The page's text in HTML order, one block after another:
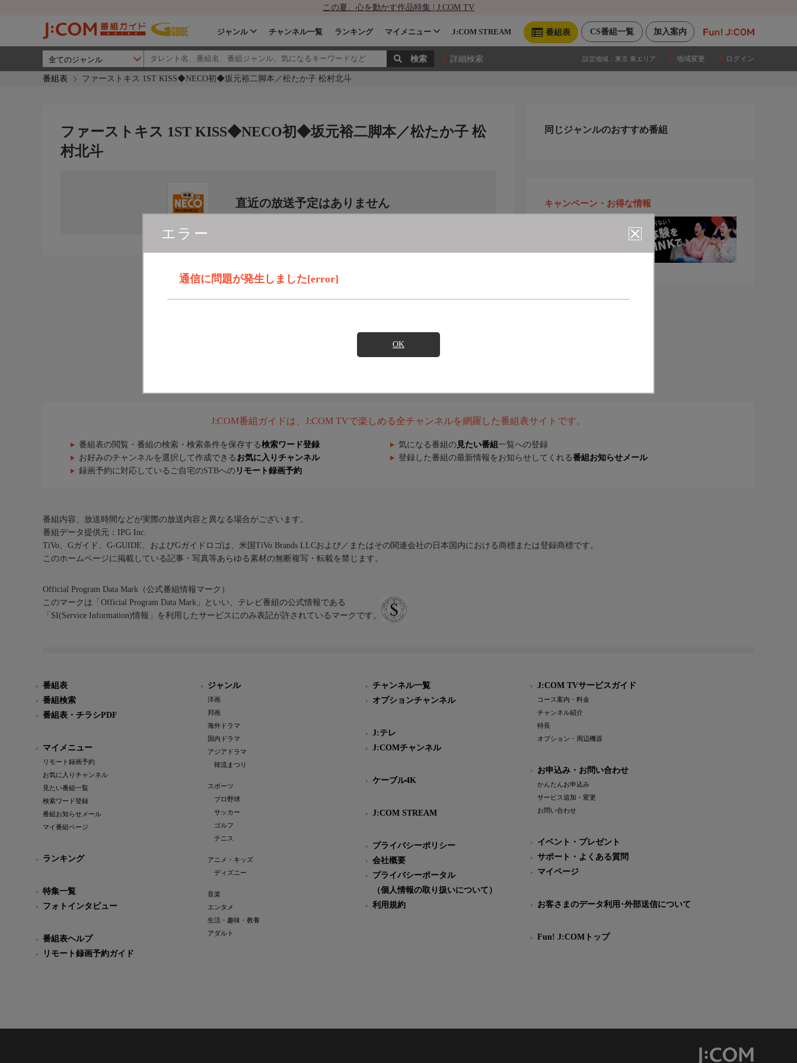
この夏、心を動かす作品特集 | J:COM TV
加入案内
CS番組一覧
番組表
ジャンル チャンネル一覧 ランキング マイメニュー J:COM STREAM
詳細検索 設定地域： 東京 東エリア 地域変更 ログイン
番組表 ファーストキス 1ST KISS◆NECO初◆坂元裕二脚本／松たか子 松村北斗
エラー
通信に問題が発生しました[error]
OK
ファーストキス 1ST KISS◆NECO初◆坂元裕二脚本／松たか子 松
村北斗
直近の放送予定はありません
同じジャンルのおすすめ番組
キャンペーン・お得な情報
J:COM番組ガイドは、J:COM TVで楽しめる全チャンネルを網羅した番組表サイトです。
番組表の閲覧・番組の検索・検索条件を保存する検索ワード登録 気になる番組の 見たい番組 一覧への登録
お好みのチャンネルを選択して作成できる お気に入りチャンネル 登録した番組の最新情報をお知らせしてくれる番組お知らせメール
録画予約に対応しているご自宅のSTBへの リモート録画予約
番組内容、放送時間などが実際の放送内容と異なる場合がございます。
番組データ提供元：IPG Inc.
TiVo、Gガイド、G-GUIDE、およびGガイドロゴは、米国TiVo Brands LLCおよび／またはその関連会社の日本国内における商標または登録商標です。
このホームページに掲載している記事・写真等あらゆる素材の無断複写・転載を禁じます。
Official Program Data Mark（公式番組情報マーク）
このマークは「Official Program Data Mark」といい、テレビ番組の公式情報である
「SI(Service Information)情報」を利用したサービスにのみ表記が許されているマークです。
番組表
番組検索
番組表・チラシPDF
マイメニュー
リモート録画予約
お気に入りチャンネル
見たい番組一覧
検索ワード登録
番組お知らせメール
マイ番組ページ
ランキング
特集一覧
フォトインタビュー
番組表ヘルプ
リモート録画予約ガイド
ジャンル
洋画
邦画
海外ドラマ
国内ドラマ
アジアドラマ
韓流まつり
スポーツ
プロ野球
サッカー
ゴルフ
テニス
アニメ・キッズ
ディズニー
音楽
エンタメ
生活・趣味・教養
アダルト
チャンネル一覧
オプションチャンネル
J:テレ
J:COMチャンネル
ケーブル4K
J:COM STREAM
プライバシーポリシー
会社概要
プライバシーポータル
（個人情報の取り扱いについて）
利用規約
J:COM TVサービスガイド
コース案内・料金
チャンネル紹介
特長
オプション・周辺機器
お申込み・お問い合わせ
かんたんお申込み
サービス追加・変更
お問い合わせ
イベント・プレゼント
サポート・よくある質問
マイページ
お客さまのデータ利用･外部送信について
Fun! J:COMトップ